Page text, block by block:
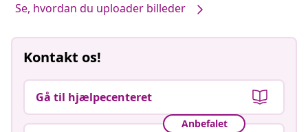
Se, hvordan du uploader billeder
Kontakt os!
Gå til hjælpecenteret
Anbefalet